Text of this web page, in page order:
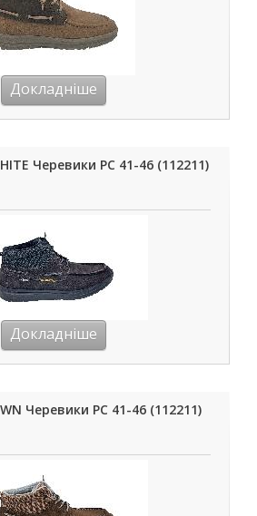
Докладніше
Черевики РС 41-46 (112211)
Докладніше
Черевики РС 41-46 (112211)